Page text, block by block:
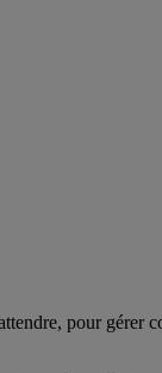
pour gérer